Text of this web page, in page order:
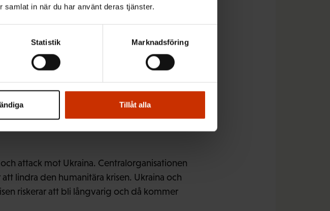
samlat in när du har använt deras tjänster.
Statistik Marknadsföring
Tillåt alla
och ukrainarna
attack mot Ukraina. Centralorganisationen
lindra den humanitära krisen. Ukraina och
riskerar att bli långvarig och då kommer